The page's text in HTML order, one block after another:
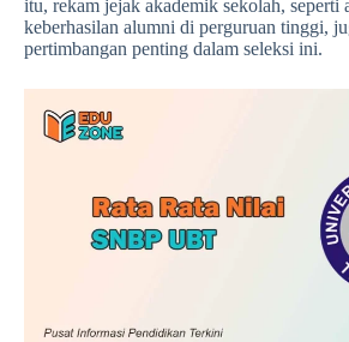
itu, rekam jejak akademik sekolah, seperti
keberhasilan alumni di perguruan tinggi,
pertimbangan penting dalam seleksi ini.